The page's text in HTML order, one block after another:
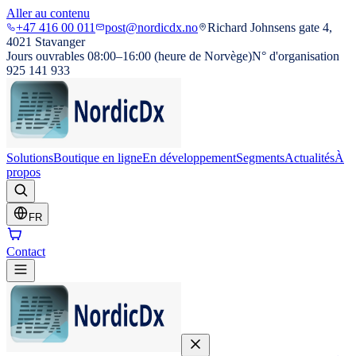
Aller au contenu
+47 416 00 011
post@nordicdx.no
Richard Johnsens gate 4,
4021 Stavanger
Jours ouvrables 08:00–16:00 (heure de Norvège)N° d'organisation
925 141 933
SolutionsBoutique en ligneEn développementSegmentsActualitésÀ
propos
FR
Contact